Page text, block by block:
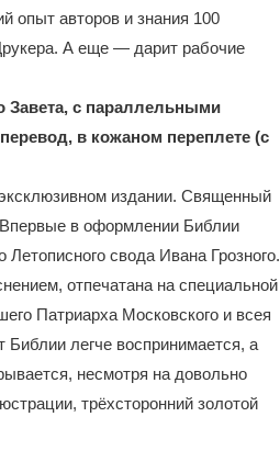
опыт авторов и знания 100
А еще — дарит рабочие
Завета, с параллельными
в кожаном переплете (с
эксклюзивном издании. Священный
Впервые в оформлении Библии
свода Ивана Грозного.
отпечатана на специальной
Патриарха Московского и всея
легче воспринимается, а
несмотря на довольно
трёхсторонний золотой